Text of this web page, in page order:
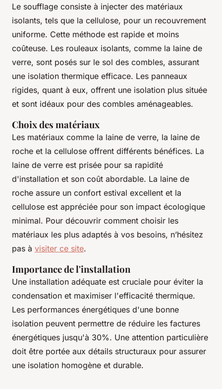
Le soufflage consiste à injecter des matériaux
isolants, tels que la cellulose, pour un recouvrement
uniforme. Cette méthode est rapide et moins
coûteuse. Les rouleaux isolants, comme la laine de
verre, sont posés sur le sol des combles, assurant
une isolation thermique efficace. Les panneaux
rigides, quant à eux, offrent une isolation plus située
et sont idéaux pour des combles aménageables.
Choix des matériaux
Les matériaux comme la laine de verre, la laine de
roche et la cellulose offrent différents bénéfices. La
laine de verre est prisée pour sa rapidité
d'installation et son coût abordable. La laine de
roche assure un confort estival excellent et la
cellulose est appréciée pour son impact écologique
minimal. Pour découvrir comment choisir les
matériaux les plus adaptés à vos besoins, n’hésitez
pas à visiter ce site.
Importance de l'installation
Une installation adéquate est cruciale pour éviter la
condensation et maximiser l'efficacité thermique.
Les performances énergétiques d'une bonne
isolation peuvent permettre de réduire les factures
énergétiques jusqu'à 30%. Une attention particulière
doit être portée aux détails structuraux pour assurer
une isolation homogène et durable.